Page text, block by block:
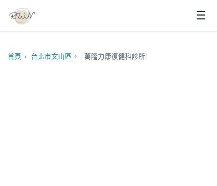
☰
首頁 › 台北市文山區 › 萬隆力康復健科診所